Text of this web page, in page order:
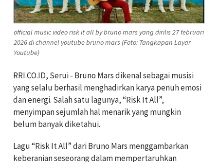
official music video risk it all by bruno mars yang dirilis 27 februari
2026 di channel youtube bruno mars (Foto: Tangkapan Layar
Youtube)
RRI.CO.ID, Serui - Bruno Mars dikenal sebagai musisi
yang selalu berhasil menghadirkan karya penuh emosi
dan energi. Salah satu lagunya, “Risk It All”,
menyimpan sejumlah hal menarik yang mungkin
belum banyak diketahui.
Lagu “Risk It All” dari Bruno Mars menggambarkan
keberanian seseorang dalam mempertaruhkan